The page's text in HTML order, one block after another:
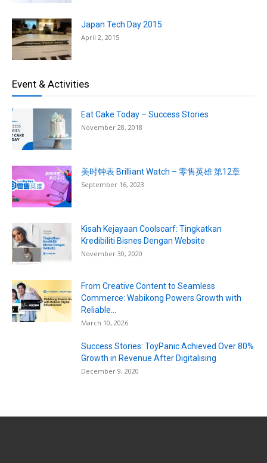
Japan Tech Day 2015
April 2, 2015
Event & Activities
Eat Cake Today – Success Stories
November 28, 2018
美时钟表 Brilliant Watch – 零售英雄 第12章
September 16, 2023
Kisah Kejayaan Coolscarf: Tingkatkan
Kredibiliti Bisnes Dengan Website
November 30, 2020
From Creative Content to Seamless
Commerce: Wabikong Powers Growth with
Reliable...
March 10, 2026
Success Stories: ToyPanic Achieved Over 80%
Growth in Revenue After Digitalising
December 9, 2020